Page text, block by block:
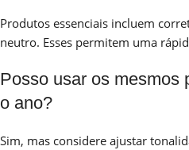
Produtos essenciais incluem
neutro. Esses permitem uma
Posso usar os mesmos
o ano?
Sim, mas considere ajustar